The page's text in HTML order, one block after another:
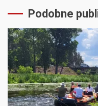
Podobne